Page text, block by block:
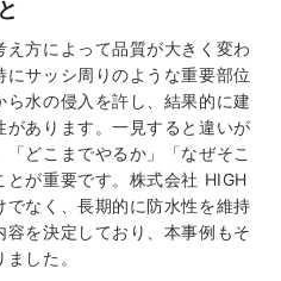
方によって品質が大きく変わ
サッシ周りのような重要部位
水の侵入を許し、結果的に建
あります。一見すると違いが
どこまでやるか」「なぜそこ
とが重要です。株式会社 HIGH
なく、長期的に防水性を維持
を決定しており、本事例もそ
した。